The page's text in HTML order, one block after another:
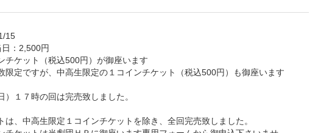
15
：2,500円
チケット（税込500円）が御座います
限定ですが、中高生限定の１コインチケット（税込500円）も御座います
）１７時の回は完売致しました。
は、中高生限定１コインチケットを除き、全回完売致しました。